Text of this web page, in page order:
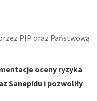
PIP oraz Państwową
oceny ryzyka
Sanepidu i pozwoliły